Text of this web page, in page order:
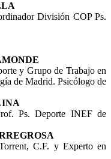
División COP Ps.
y Grupo de Trabajo en
de Madrid. Psicólogo de
Ps. Deporte INEF de
C.F. y Experto en